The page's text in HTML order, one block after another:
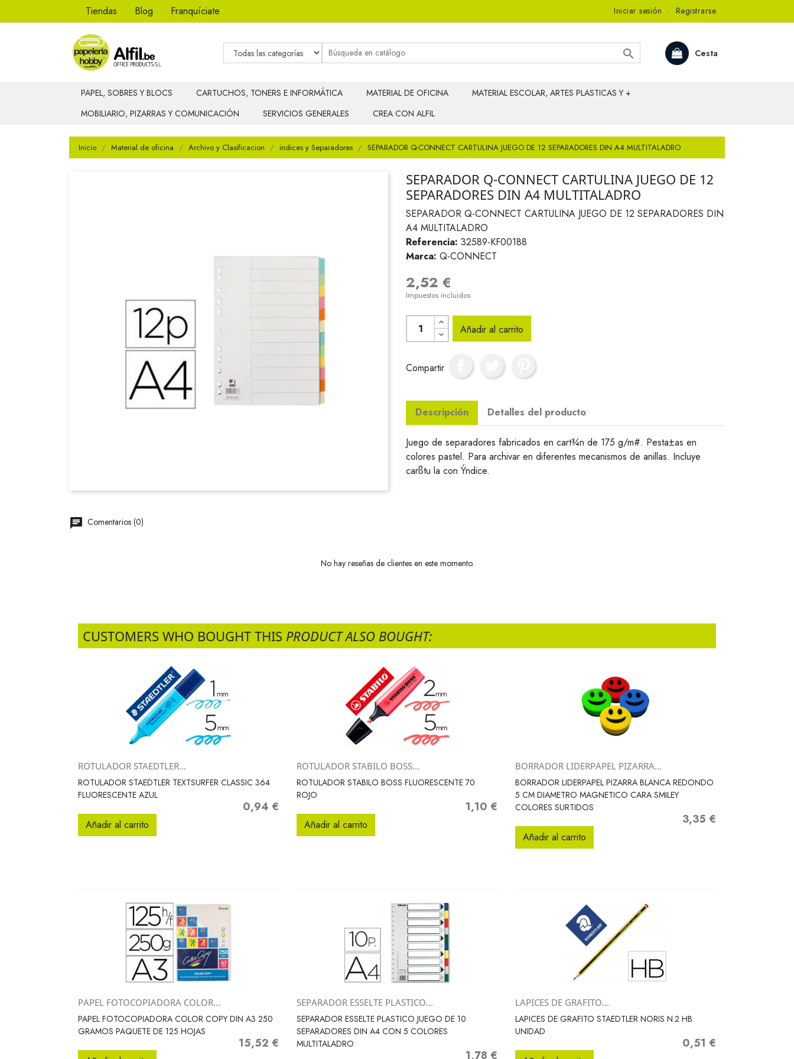
Tiendas Blog Franquíciate Iniciar sesión · Registrarse
Cesta

PAPEL, SOBRES Y BLOCS CARTUCHOS, TONERS E INFORMÁTICA MATERIAL DE OFICINA
MATERIAL ESCOLAR, ARTES PLASTICAS Y +
MOBILIARIO, PIZARRAS Y COMUNICACIÓN
SERVICIOS GENERALES CREA CON ALFIL
Inicio Material de oficina Archivo y Clasificacion indices y Separadores SEPARADOR Q-CONNECT CARTULINA JUEGO DE 12 SEPARADORES DIN A4 MULTITALADRO
SEPARADOR Q-CONNECT CARTULINA JUEGO DE 12
SEPARADORES DIN A4 MULTITALADRO
SEPARADOR Q-CONNECT CARTULINA JUEGO DE 12 SEPARADORES DIN
A4 MULTITALADRO
Referencia: 32589-KF00188
Marca: Q-CONNECT
2,52 €
Impuestos incluidos
Añadir al carrito
Compartir
Descripción Detalles del producto
Juego de separadores fabricados en cart¾n de 175 g/m#. Pesta±as en
colores pastel. Para archivar en diferentes mecanismos de anillas. Incluye
carßtu la con Ýndice.
Comentarios (0)
No hay reseñas de clientes en este momento.
CUSTOMERS WHO BOUGHT THIS PRODUCT ALSO BOUGHT:
 Vista rápida
ROTULADOR STAEDTLER...
ROTULADOR STAEDTLER TEXTSURFER CLASSIC 364
FLUORESCENTE AZUL
Precio
0,94 €
Añadir al carrito
 Vista rápida
ROTULADOR STABILO BOSS...
ROTULADOR STABILO BOSS FLUORESCENTE 70
ROJO
Precio
1,10 €
Añadir al carrito
Vista rápida
BORRADOR LIDERPAPEL PIZARRA...
BORRADOR LIDERPAPEL PIZARRA BLANCA REDONDO
5 CM DIAMETRO MAGNETICO CARA SMILEY
COLORES SURTIDOS
Precio
3,35 €
Añadir al carrito
Vista rápida
PAPEL FOTOCOPIADORA COLOR...
PAPEL FOTOCOPIADORA COLOR COPY DIN A3 250
GRAMOS PAQUETE DE 125 HOJAS
Precio
15,52 €
Vista rápida
SEPARADOR ESSELTE PLASTICO...
SEPARADOR ESSELTE PLASTICO JUEGO DE 10
SEPARADORES DIN A4 CON 5 COLORES
MULTITALADRO
Precio
1,78 €
Vista rápida
LAPICES DE GRAFITO...
LAPICES DE GRAFITO STAEDTLER NORIS N.2 HB
UNIDAD
Precio
0,51 €